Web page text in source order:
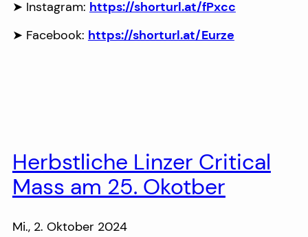
➤ Instagram: https://shorturl.at/fPxcc
➤ Facebook: https://shorturl.at/Eurze
Herbstliche Linzer Critical
Mass am 25. Okotber
Mi., 2. Oktober 2024